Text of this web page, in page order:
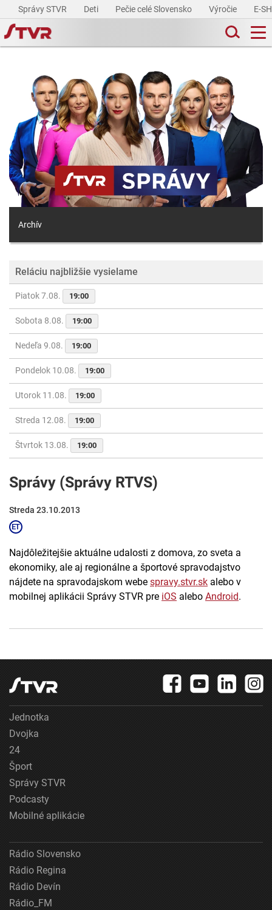
Správy STVR Deti Pečie celé Slovensko Výročie E-
Archív
Reláciu najbližšie vysielame
Piatok 7.08. 19:00
Sobota 8.08. 19:00
Nedeľa 9.08. 19:00
Pondelok 10.08. 19:00
Utorok 11.08. 19:00
Streda 12.08. 19:00
Štvrtok 13.08. 19:00
Správy (Správy RTVS)
Streda 23.10.2013
Najdôležitejšie aktuálne udalosti z domova, zo sveta a
ekonomiky, ale aj regionálne a športové spravodajstvo
nájdete na spravodajskom webe spravy.stvr.sk alebo v
mobilnej aplikácii Správy STVR pre iOS alebo Android.
Jednotka
Dvojka
24
Šport
Správy STVR
Podcasty
Mobilné aplikácie
Rádio Slovensko
Rádio Regina
Rádio Devín
Rádio_FM